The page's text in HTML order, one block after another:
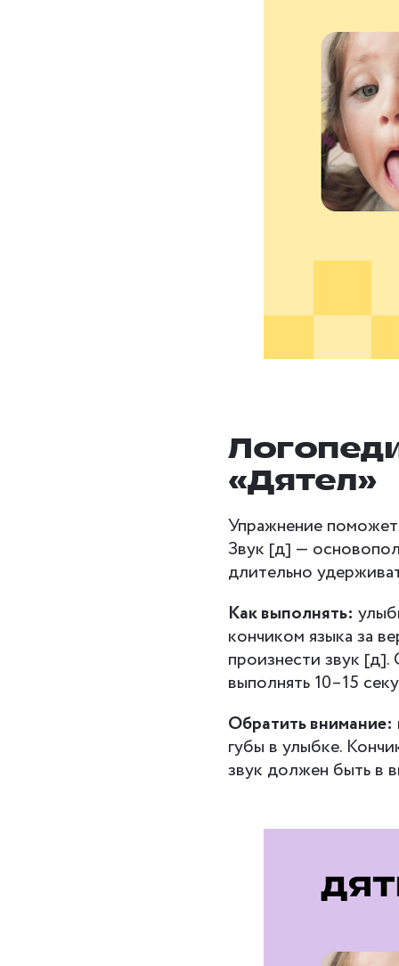
«Дятел»
Упражнение поможет
Звук [д] —
длительно
Как выполнять:
кончиком языка за
произнести звук [д].
выполнять 10–15
Обратить внимание:
губы в улыбке.
звук должен быть в